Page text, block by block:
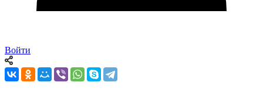
Войти